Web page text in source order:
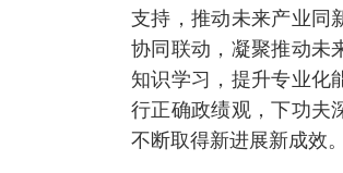
支持，推动未来产业同
协同联动，凝聚推动未
知识学习，提升专业化
行正确政绩观，下功夫
不断取得新进展新成效。